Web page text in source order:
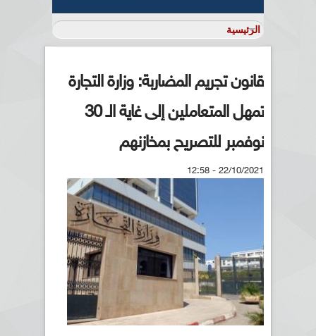
قانون تجريم المضاربة: وزارة التجارة
تمهل المتعاملين إلى غاية الـ 30
نوفمبر للتصريح بمخازنهم
22/10/2021 - 12:58